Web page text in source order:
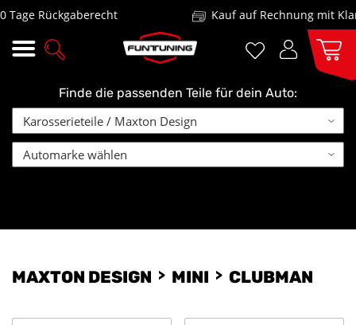
Tage Rückgaberecht Kauf auf Rechnung mit
Finde die passenden Teile für dein Auto:
MAXTON DESIGN MINI CLUBMAN